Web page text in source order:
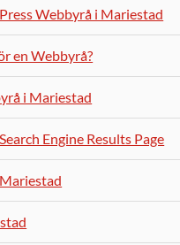
Webbyrå i Mariestad
en Webbyrå?
i Mariestad
Engine Results Page